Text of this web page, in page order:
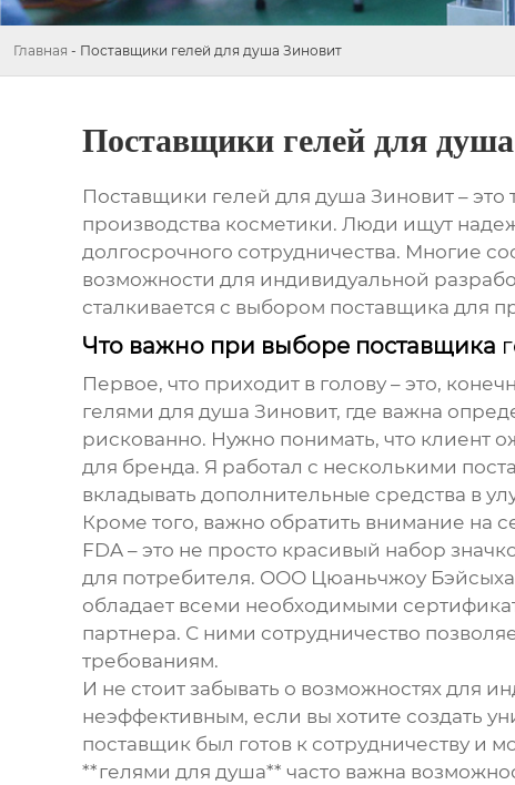
Главная - Поставщики гелей для душа Зиновит
Поставщики гелей для
Поставщики гелей для душа Зиновит– это
производства косметики. Люди ищут
долгосрочного сотрудничества. Многие
возможности для индивидуальной
сталкивается с выбором поставщика для
Что важно при выборе поставщика
Первое, что приходит в голову – это,
гелями для душа Зиновит, где важна
рискованно. Нужно понимать, что клиент
для бренда. Я работал с несколькими
вкладывать дополнительные средства в
Кроме того, важно обратить внимание на
FDA – это не просто красивый набор
для потребителя. ООО Цюаньчжоу
обладает всеми необходимыми
партнера. С ними сотрудничество
требованиям.
И не стоит забывать о возможностях для
неэффективным, если вы хотите создать
поставщик был готов к сотрудничеству
**гелями для душа** часто важна